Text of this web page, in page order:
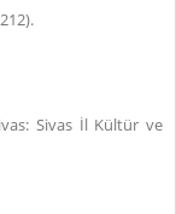
Sivas İl Kültür ve